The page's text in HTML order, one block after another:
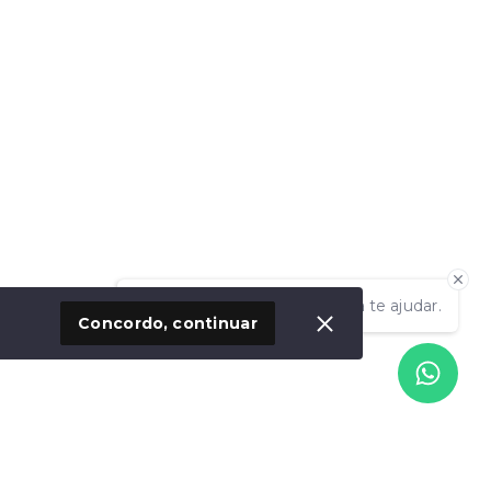
Olá! Estamos disponíveis para te ajudar.
Concordo, continuar